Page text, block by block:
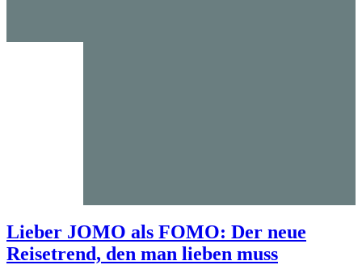
Lieber JOMO als FOMO: Der neue
Reisetrend, den man lieben muss